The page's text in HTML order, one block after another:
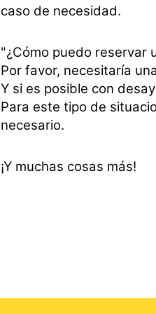
caso de necesidad.
"¿Cómo puedo reservar
Por favor, necesitaría
Y si es posible con
Para este tipo de
necesario.
¡Y muchas cosas más!